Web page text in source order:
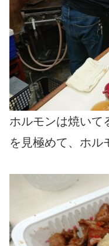
ホルモンは焼いて
を見極めて、ホル